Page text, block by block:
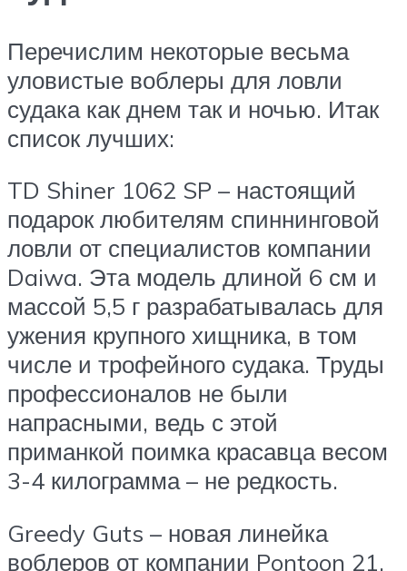
Перечислим некоторые весьма
уловистые воблеры для ловли
судака как днем так и ночью. Итак
список лучших:
TD Shiner 1062 SP – настоящий
подарок любителям спиннинговой
ловли от специалистов компании
Daiwa. Эта модель длиной 6 см и
массой 5,5 г разрабатывалась для
ужения крупного хищника, в том
числе и трофейного судака. Труды
профессионалов не были
напрасными, ведь с этой
приманкой поимка красавца весом
3-4 килограмма – не редкость.
Greedy Guts – новая линейка
воблеров от компании Pontoon 21,